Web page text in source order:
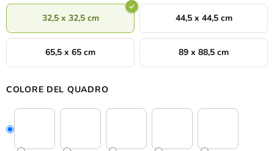
32,5 x 32,5 cm 44,5 x 44,5 cm
65,5 x 65 cm 89 x 88,5 cm
COLORE DEL QUADRO